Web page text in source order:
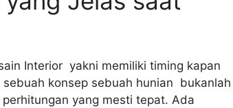
Interior yakni memiliki timing kapan
konsep sebuah hunian bukanlah
yang mesti tepat. Ada